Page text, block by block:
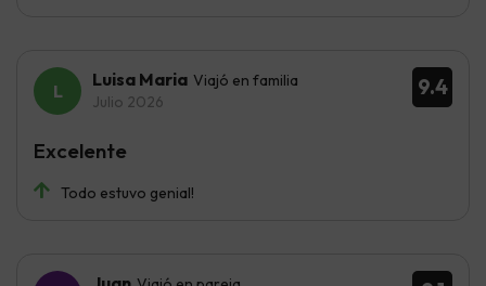
9.4
Luisa Maria Viajó en familia
Julio 2026
Todo estuvo genial!
Excelente